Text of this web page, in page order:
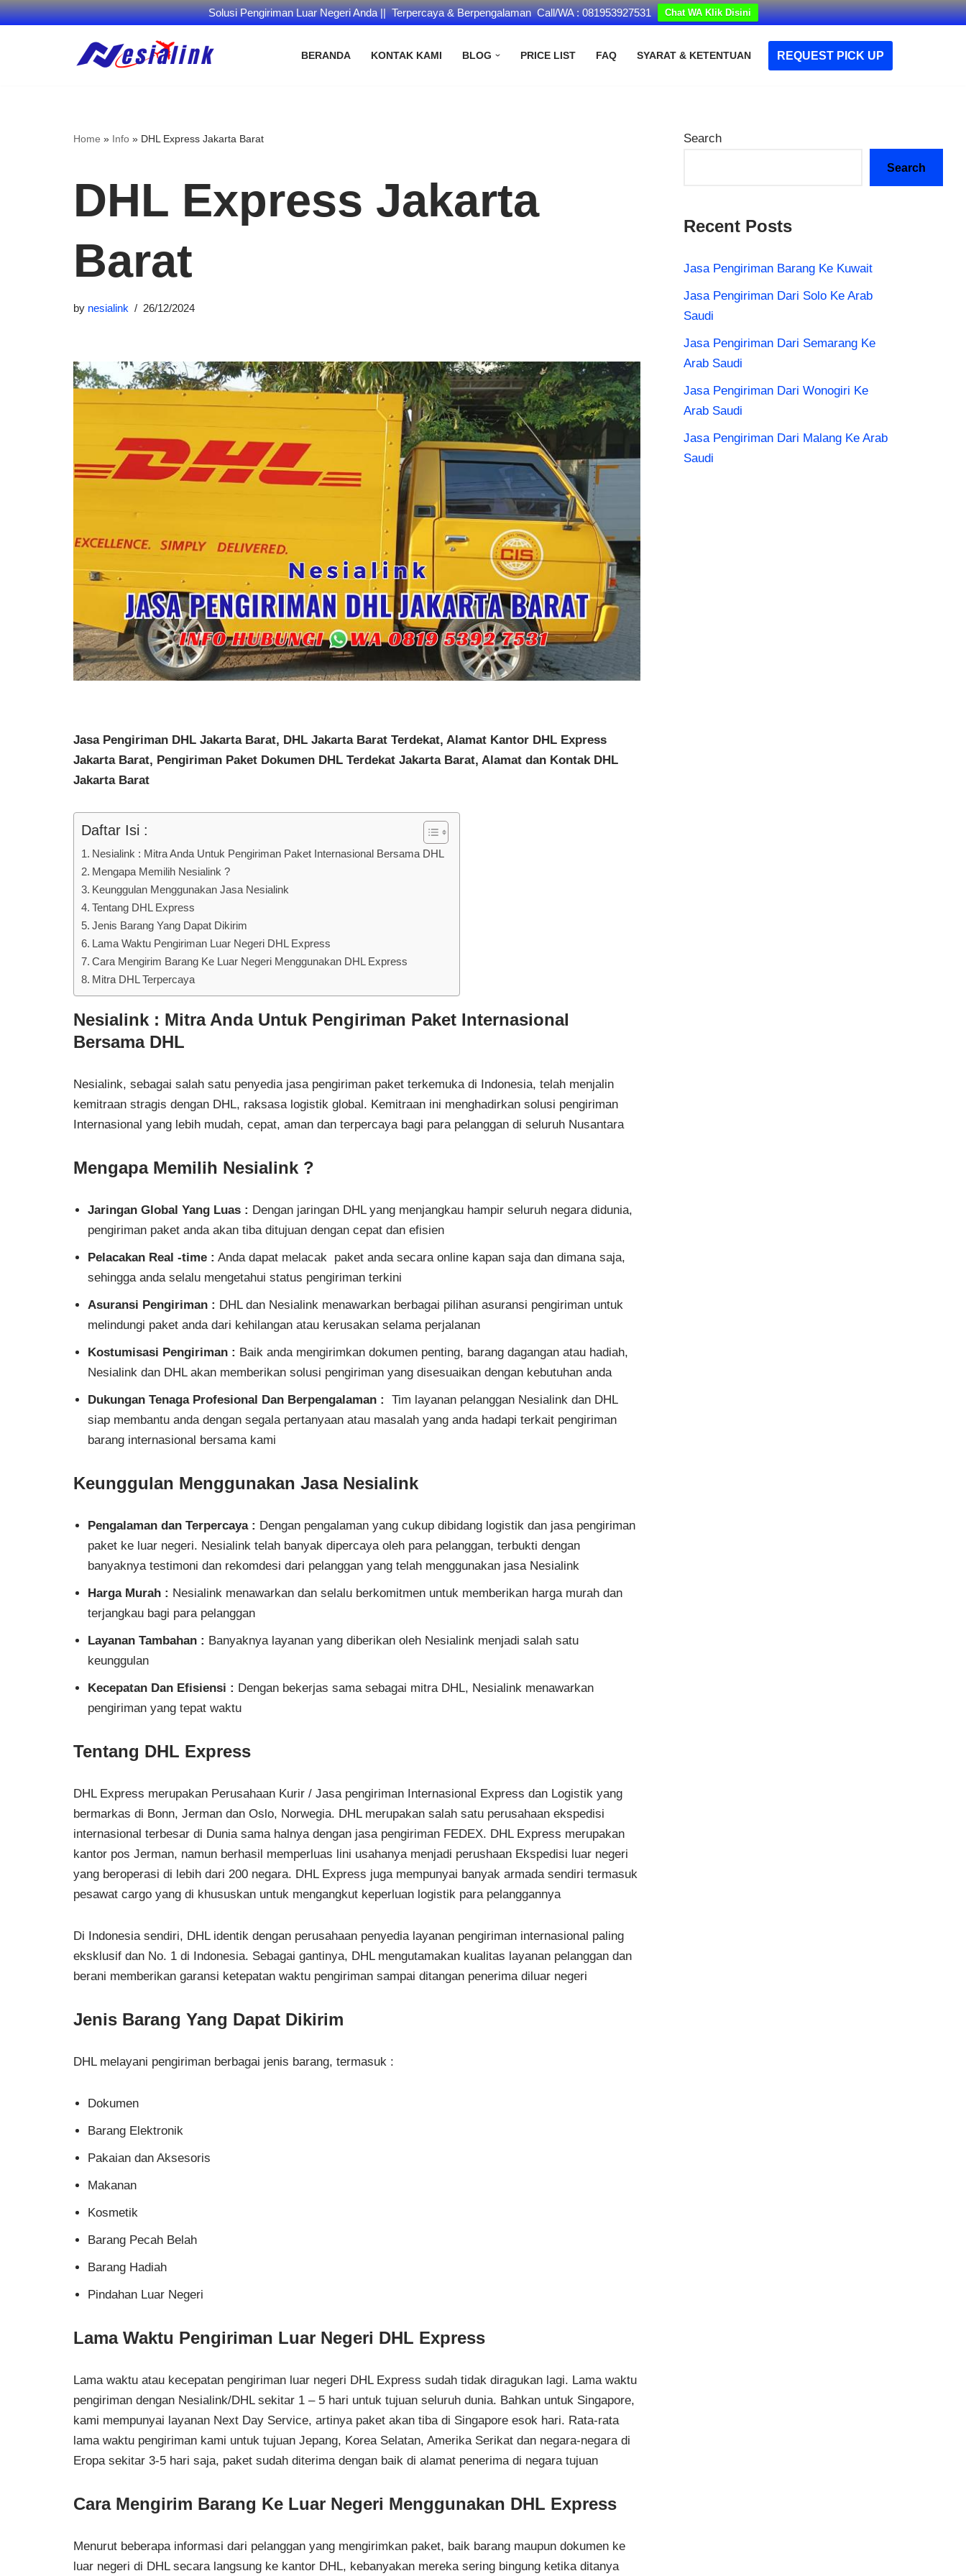
Solusi Pengiriman Luar Negeri Anda || Terpercaya & Berpengalaman Call/WA : 081953927531 Chat WA Klik Disini
BERANDA KONTAK KAMI BLOG PRICE LIST FAQ SYARAT & KETENTUAN REQUEST PICK UP
Home » Info » DHL Express Jakarta Barat
DHL Express Jakarta
Barat
by nesialink 26/12/2024
Jasa Pengiriman DHL Jakarta Barat, DHL Jakarta Barat Terdekat, Alamat Kantor DHL Express
Jakarta Barat, Pengiriman Paket Dokumen DHL Terdekat Jakarta Barat, Alamat dan Kontak DHL
Jakarta Barat
Daftar Isi :
Nesialink : Mitra Anda Untuk Pengiriman Paket Internasional Bersama DHL
Mengapa Memilih Nesialink ?
Keunggulan Menggunakan Jasa Nesialink
Tentang DHL Express
Jenis Barang Yang Dapat Dikirim
Lama Waktu Pengiriman Luar Negeri DHL Express
Cara Mengirim Barang Ke Luar Negeri Menggunakan DHL Express
Mitra DHL Terpercaya
Nesialink : Mitra Anda Untuk Pengiriman Paket Internasional
Bersama DHL
Nesialink, sebagai salah satu penyedia jasa pengiriman paket terkemuka di Indonesia, telah menjalin
kemitraan stragis dengan DHL, raksasa logistik global. Kemitraan ini menghadirkan solusi pengiriman
Internasional yang lebih mudah, cepat, aman dan terpercaya bagi para pelanggan di seluruh Nusantara
Mengapa Memilih Nesialink ?
Jaringan Global Yang Luas : Dengan jaringan DHL yang menjangkau hampir seluruh negara didunia,
pengiriman paket anda akan tiba ditujuan dengan cepat dan efisien
Pelacakan Real -time : Anda dapat melacak paket anda secara online kapan saja dan dimana saja,
sehingga anda selalu mengetahui status pengiriman terkini
Asuransi Pengiriman : DHL dan Nesialink menawarkan berbagai pilihan asuransi pengiriman untuk
melindungi paket anda dari kehilangan atau kerusakan selama perjalanan
Kostumisasi Pengiriman : Baik anda mengirimkan dokumen penting, barang dagangan atau hadiah,
Nesialink dan DHL akan memberikan solusi pengiriman yang disesuaikan dengan kebutuhan anda
Dukungan Tenaga Profesional Dan Berpengalaman :
Tim layanan pelanggan Nesialink dan DHL
siap membantu anda dengan segala pertanyaan atau masalah yang anda hadapi terkait pengiriman
barang internasional bersama kami
Keunggulan Menggunakan Jasa Nesialink
Pengalaman dan Terpercaya : Dengan pengalaman yang cukup dibidang logistik dan jasa pengiriman
paket ke luar negeri. Nesialink telah banyak dipercaya oleh para pelanggan, terbukti dengan
banyaknya testimoni dan rekomdesi dari pelanggan yang telah menggunakan jasa Nesialink
Harga Murah : Nesialink menawarkan dan selalu berkomitmen untuk memberikan harga murah dan
terjangkau bagi para pelanggan
Layanan Tambahan : Banyaknya layanan yang diberikan oleh Nesialink menjadi salah satu
keunggulan
Kecepatan Dan Efisiensi : Dengan bekerjas sama sebagai mitra DHL, Nesialink menawarkan
pengiriman yang tepat waktu
Tentang DHL Express
DHL Express merupakan Perusahaan Kurir / Jasa pengiriman Internasional Express dan Logistik yang
bermarkas di Bonn, Jerman dan Oslo, Norwegia. DHL merupakan salah satu perusahaan ekspedisi
internasional terbesar di Dunia sama halnya dengan jasa pengiriman FEDEX. DHL Express merupakan
kantor pos Jerman, namun berhasil memperluas lini usahanya menjadi perushaan Ekspedisi luar negeri
yang beroperasi di lebih dari 200 negara. DHL Express juga mempunyai banyak armada sendiri termasuk
pesawat cargo yang di khususkan untuk mengangkut keperluan logistik para pelanggannya
Di Indonesia sendiri, DHL identik dengan perusahaan penyedia layanan pengiriman internasional paling
eksklusif dan No. 1 di Indonesia. Sebagai gantinya, DHL mengutamakan kualitas layanan pelanggan dan
berani memberikan garansi ketepatan waktu pengiriman sampai ditangan penerima diluar negeri
Jenis Barang Yang Dapat Dikirim
DHL melayani pengiriman berbagai jenis barang, termasuk :
Dokumen
Barang Elektronik
Pakaian dan Aksesoris
Makanan
Kosmetik
Barang Pecah Belah
Barang Hadiah
Pindahan Luar Negeri
Lama Waktu Pengiriman Luar Negeri DHL Express
Lama waktu atau kecepatan pengiriman luar negeri DHL Express sudah tidak diragukan lagi. Lama waktu
pengiriman dengan Nesialink/DHL sekitar 1 – 5 hari untuk tujuan seluruh dunia. Bahkan untuk Singapore,
kami mempunyai layanan Next Day Service, artinya paket akan tiba di Singapore esok hari. Rata-rata
lama waktu pengiriman kami untuk tujuan Jepang, Korea Selatan, Amerika Serikat dan negara-negara di
Eropa sekitar 3-5 hari saja, paket sudah diterima dengan baik di alamat penerima di negara tujuan
Cara Mengirim Barang Ke Luar Negeri Menggunakan DHL Express
Menurut beberapa informasi dari pelanggan yang mengirimkan paket, baik barang maupun dokumen ke
luar negeri di DHL secara langsung ke kantor DHL, kebanyakan mereka sering bingung ketika ditanya
Search
Search
Recent Posts
Jasa Pengiriman Barang Ke Kuwait
Jasa Pengiriman Dari Solo Ke Arab
Saudi
Jasa Pengiriman Dari Semarang Ke
Arab Saudi
Jasa Pengiriman Dari Wonogiri Ke
Arab Saudi
Jasa Pengiriman Dari Malang Ke Arab
Saudi